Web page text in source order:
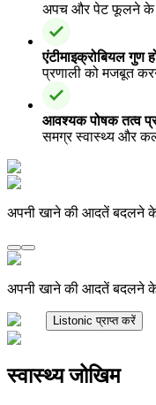
अपच और पेट फूलने के
एंटीमाइक्रोबियल गुण
प्रणाली को मजबूत
आवश्यक पोषक तत्व
समग्र स्वास्थ्य और
अपनी खाने की आदतें बदलने के
अपनी खाने की आदतें बदलने के
Listonic प्राप्त करें
स्वास्थ्य जोखिम